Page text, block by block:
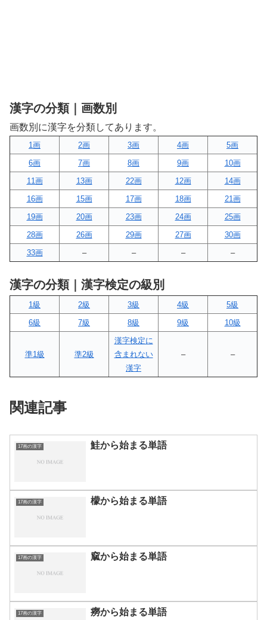
漢字の分類｜画数別
画数別に漢字を分類してあります。
1画 2画 3画 4画
5画
6画
7画 8画 9画
10画
11画
13画 22画 12画
14画
16画
15画 17画 18画
21画
19画
20画 23画 24画
25画
28画
26画 29画 27画
30画
33画
– – – –
漢字の分類｜漢字検定の級別
1級 2級 3級 4級
5級
6級
7級 8級 9級 10級
準1級 準2級
漢字検定に
含まれない
漢字
– –
関連記事
17画の漢字 鮭から始まる単語
17画の漢字 檬から始まる単語
17画の漢字 窳から始まる単語
17画の漢字 癆から始まる単語